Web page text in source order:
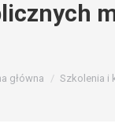
główna Szkolenia i